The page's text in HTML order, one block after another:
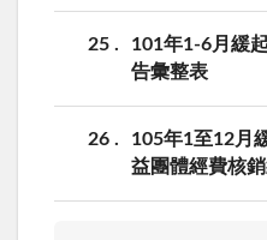
25
101年1-6月緩
告彙整表
26
105年1至12月
益團體經費核